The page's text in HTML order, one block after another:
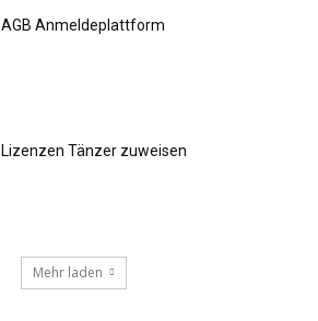
AGB Anmeldeplattform
Lizenzen Tänzer zuweisen
Mehr laden